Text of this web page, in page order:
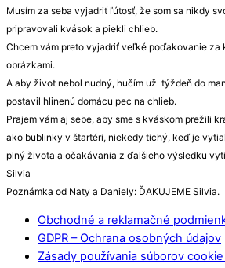
Musím za seba vyjadriť ľútosť, že som sa nikdy
pripravovali kvások a piekli chlieb.
Chcem vám preto vyjadriť veľké poďakovanie za
obrázkami.
A aby život nebol nudný, hučím už týždeň do
postavil hlinenú domácu pec na chlieb.
Prajem vám aj sebe, aby sme s kváskom prežili
ako bublinky v štartéri, niekedy tichý, keď je
plný života a očakávania z ďalšieho výsledku
Silvia
Poznámka od Naty a Daniely: ĎAKUJEME Silvia.
Obchodné a reklamačné
GDPR – Ochrana osobných údajov
Zásady používania súborov cookie